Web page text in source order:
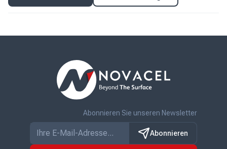
Abonnieren Sie unseren Newsletter
Abonnieren